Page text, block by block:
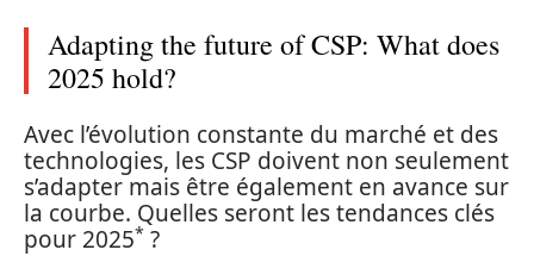
Adapting the future of CSP: What does
2025 hold?
Avec l’évolution constante du marché et des
technologies, les CSP doivent non seulement
s’adapter mais être également en avance sur
la courbe. Quelles seront les tendances clés
pour 2025* ?